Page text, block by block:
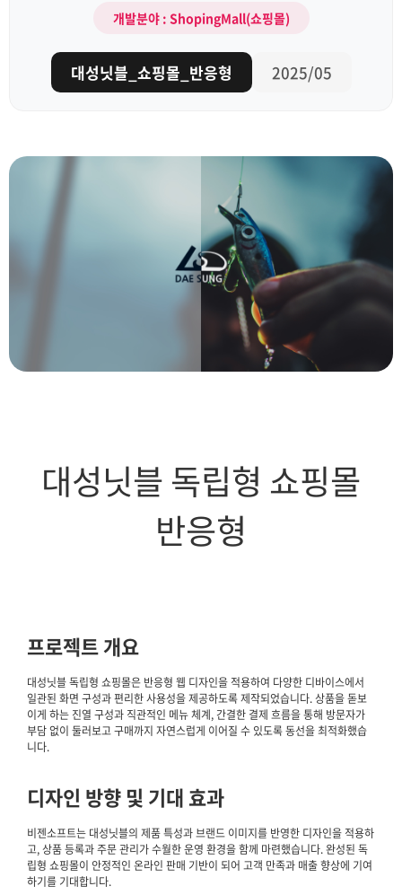
개발분야 : ShopingMall(쇼핑몰)
대성닛블_쇼핑몰_반응형 2025/05
대성닛블 독립형 쇼핑몰
반응형
프로젝트 개요
대성닛블 독립형 쇼핑몰은 반응형 웹 디자인을 적용하여 다양한 디바이스에서
일관된 화면 구성과 편리한 사용성을 제공하도록 제작되었습니다. 상품을 돋보
이게 하는 진열 구성과 직관적인 메뉴 체계, 간결한 결제 흐름을 통해 방문자가
부담 없이 둘러보고 구매까지 자연스럽게 이어질 수 있도록 동선을 최적화했습
니다.
디자인 방향 및 기대 효과
비젠소프트는 대성닛블의 제품 특성과 브랜드 이미지를 반영한 디자인을 적용하
고, 상품 등록과 주문 관리가 수월한 운영 환경을 함께 마련했습니다. 완성된 독
립형 쇼핑몰이 안정적인 온라인 판매 기반이 되어 고객 만족과 매출 향상에 기여
하기를 기대합니다.